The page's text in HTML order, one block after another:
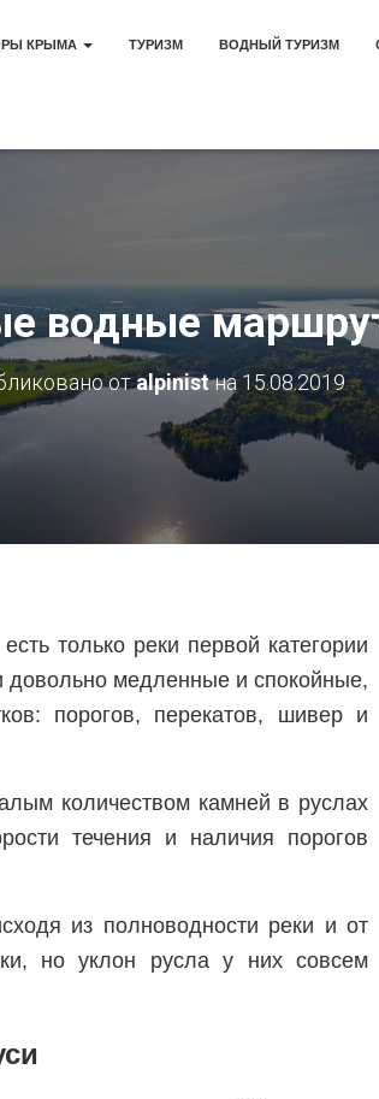
КРЫМА ТУРИЗМ ВОДНЫЙ ТУРИЗМ
водные
отalpinistна15.08.2019
только реки первой категории
довольно медленные и спокойные,
порогов, перекатов, шивер и
количеством камней в руслах
течения и наличия порогов
из полноводности реки и от
но уклон русла у них совсем